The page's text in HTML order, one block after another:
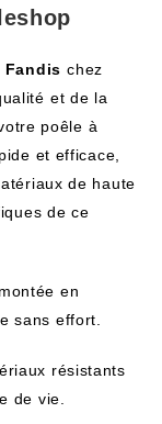
Fandis ⁤chez
⁤et de la
poêle à
et efficace,
‍de haute
de‌ ce
en
sans effort.
​résistants
​de vie.